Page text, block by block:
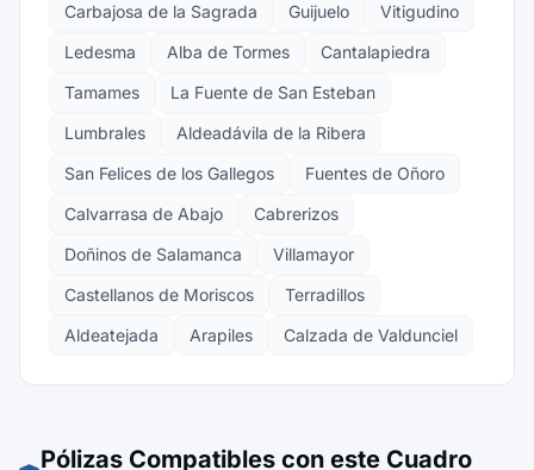
Carbajosa de la Sagrada
Guijuelo
Vitigudino
Ledesma
Alba de Tormes
Cantalapiedra
Tamames
La Fuente de San Esteban
Lumbrales
Aldeadávila de la Ribera
San Felices de los Gallegos
Fuentes de Oñoro
Calvarrasa de Abajo
Cabrerizos
Doñinos de Salamanca
Villamayor
Castellanos de Moriscos
Terradillos
Aldeatejada
Arapiles Calzada de Valdunciel
Pólizas Compatibles con este Cuadro